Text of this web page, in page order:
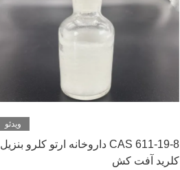
ویدئو
CAS 611-19-8 داروخانه ارتو کلرو بنزیل
کلرید آفت کش